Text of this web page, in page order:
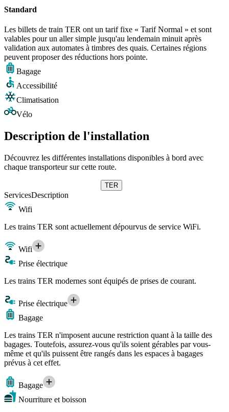
Standard
Les billets de train TER ont un tarif fixe « Tarif Normal » et sont
valables pour un aller simple jusqu'au lendemain minuit après
validation aux automates à timbres des quais. Certaines régions
peuvent proposer des réductions hors pointe.
Bagage
Accessibilité
Climatisation
Vélo
Description de l'installation
Découvrez les différentes installations disponibles à bord avec
chaque transporteur sur cette route.
TER
ServicesDescription
Wifi
Les trains TER sont actuellement dépourvus de service WiFi.
Wifi
Prise électrique
Les trains TER modernes sont équipés de prises de courant.
Prise électrique
Bagage
Les trains TER n'imposent aucune restriction quant à la taille des
bagages. Toutefois, assurez-vous qu'ils soient gérables par vous-
même et qu'ils puissent être rangés dans les espaces à bagages
prévus à cet effet.
Bagage
Nourriture et boisson